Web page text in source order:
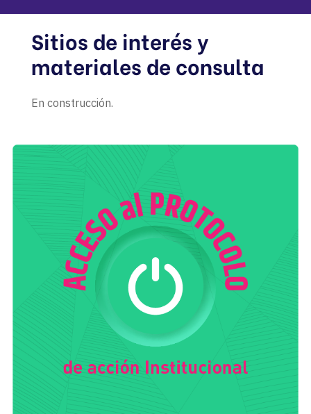
Sitios de interés y
materiales de consulta
En construcción.